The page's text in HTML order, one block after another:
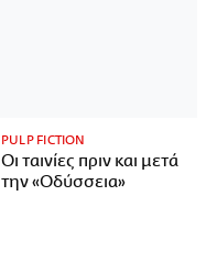
PULP FICTION
Οι ταινίες πριν και μετά
την «Οδύσσεια»